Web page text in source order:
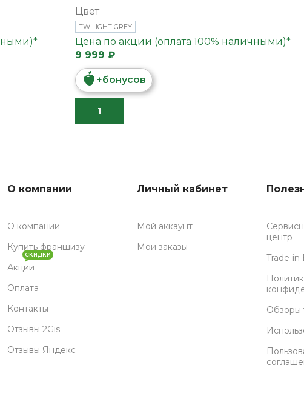
Цвет
TWILIGHT GREY
Цена по акции (оплата 100% наличными)*
9 999 ₽
+бонусов
В КОРЗИНУ
О компании
О компании
Купить франшизу
Акции
СКИДКИ
Оплата
Контакты
Отзывы 2Gis
Отзывы Яндекс
Личный кабинет
Мой аккаунт
Мои заказы
центр
Trade-in
Обзоры